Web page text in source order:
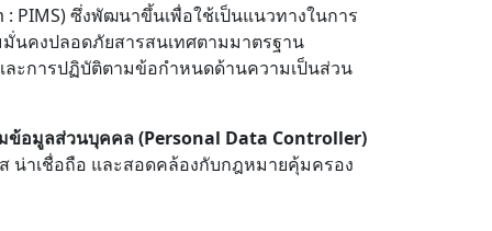
PIMS) ซึ่งพัฒนาขึ้นเพื่อใช้เป็นแนวทางในการ
นคงปลอดภัยสารสนเทศตามมาตรฐาน
ละการปฏิบัติตามข้อกำหนดด้านความเป็นส่วน
ข้อมูลส่วนบุคคล (Personal Data Controller)
น่าเชื่อถือ และสอดคล้องกับกฎหมายคุ้มครอง